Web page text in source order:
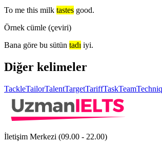
To me this milk tastes good.
Örnek cümle (çeviri)
Bana göre bu sütün tadı iyi.
Diğer kelimeler
TackleTailorTalentTargetTariffTaskTeam
İletişim Merkezi (09.00 - 22.00)